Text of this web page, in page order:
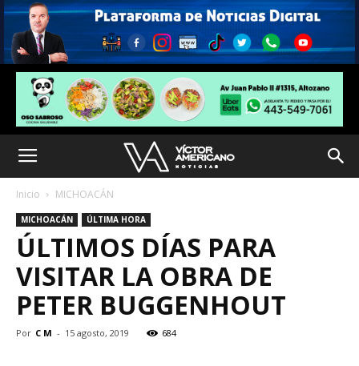
Inicio MICHOACÁN
MICHOACÁN ÚLTIMA HORA
ÚLTIMOS DÍAS PARA
VISITAR LA OBRA DE
PETER BUGGENHOUT
Por C M - 15 agosto, 2019 684